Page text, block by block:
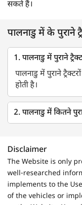
सकते हैं।
पालनाडु में के पुराने
1. पालनाडु में पुराने
पालनाडु में पुराने
होती है।
2. पालनाडु में कितने
Disclaimer
The Website is only
well-researched
implements to the
of the vehicles or